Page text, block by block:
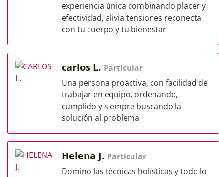
experiencia única combinando placer y
efectividad, alivia tensiones reconecta
con tu cuerpo y tu bienestar
carlos L. Particular
Una persona proactiva, con facilidad de
trabajar en equipo, ordenando,
cumplido y siempre buscando la
solución al problema
Helena J. Particular
Domino las técnicas holísticas y todo lo